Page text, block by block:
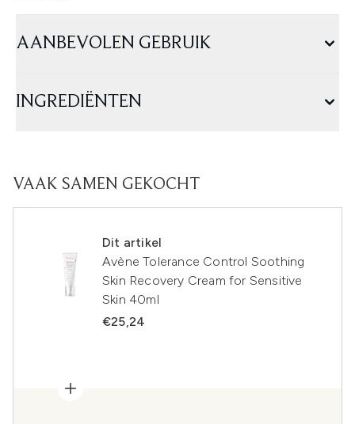
AANBEVOLEN GEBRUIK
INGREDIËNTEN
VAAK SAMEN GEKOCHT
Dit artikel
Avène Tolerance Control Soothing
Skin Recovery Cream for Sensitive
Skin 40ml
€25,24